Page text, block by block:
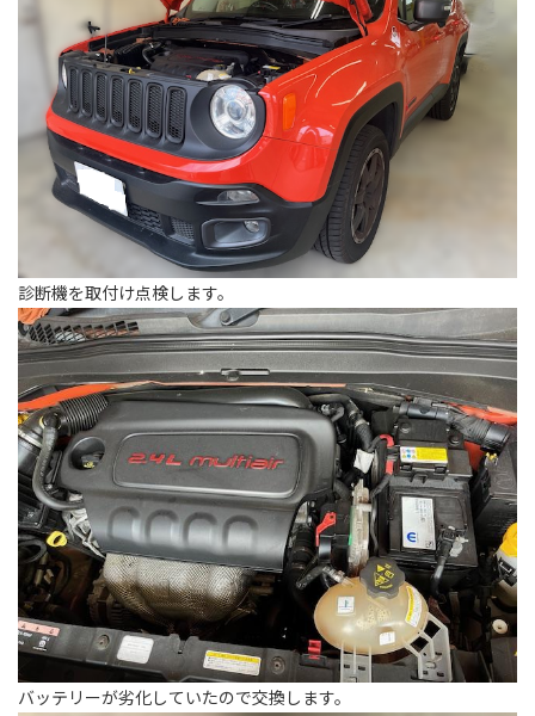
診断機を取付け点検します。
バッテリーが劣化していたので交換します。